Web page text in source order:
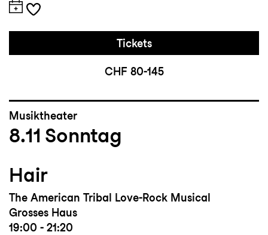
Tickets
CHF 80-145
Musiktheater
8.11 Sonntag
Hair
The American Tribal Love-Rock Musical
Grosses Haus
19:00 - 21:20